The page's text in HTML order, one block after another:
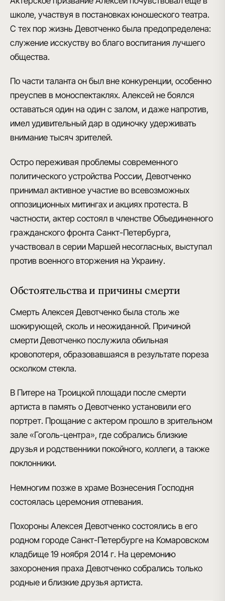
школе, участвуя в постановках юношеского театра.
С тех пор жизнь Девотченко была предопределена:
служение исскуству во благо воспитания лучшего
общества.
По части таланта он был вне конкуренции, особенно
преуспев в моноспектаклях. Алексей не боялся
оставаться один на один с залом, и даже напротив,
имел удивительный дар в одиночку удерживать
внимание тысяч зрителей.
Остро переживая проблемы современного
политического устройства России, Девотченко
принимал активное участие во всевозможных
оппозиционных митингах и акциях протеста. В
частности, актер состоял в членстве Объединенного
гражданского фронта Санкт-Петербурга,
участвовал в серии Маршей несогласных, выступал
против военного вторжения на Украину.
Обстоятельства и причины смерти
Смерть Алексея Девотченко была столь же
шокирующей, сколь и неожиданной. Причиной
смерти Девотченко послужила обильная
кровопотеря, образовавшаяся в результате пореза
осколком стекла.
В Питере на Троицкой площади после смерти
артиста в память о Девотченко установили его
портрет. Прощание с актером прошло в зрительном
зале «Гоголь-центра», где собрались близкие
друзья и родственники покойного, коллеги, а также
поклонники.
Немногим позже в храме Вознесения Господня
состоялась церемония отпевания.
Похороны Алексея Девотченко состоялись в его
родном городе Санкт-Петербурге на Комаровском
кладбище 19 ноября 2014 г. На церемонию
захоронения праха Девотченко собрались только
родные и близкие друзья артиста.